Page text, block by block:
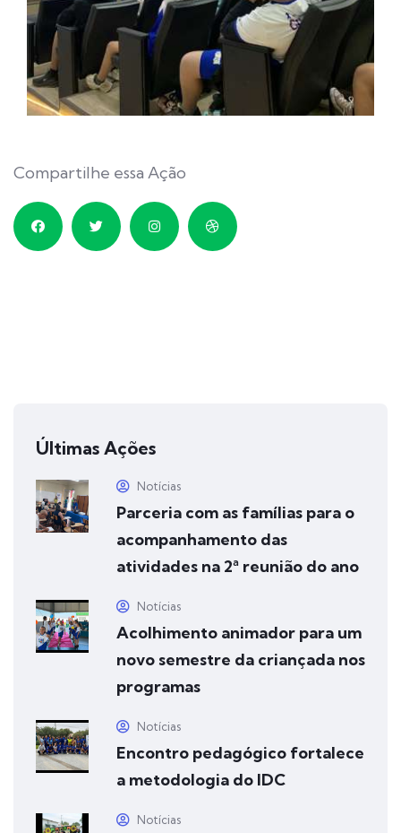
Compartilhe essa Ação
Últimas Ações
Notícias
Parceria com as famílias para o
acompanhamento das
atividades na 2ª reunião do ano
Notícias
Acolhimento animador para um
novo semestre da criançada nos
programas
Notícias
Encontro pedagógico fortalece
a metodologia do IDC
Notícias